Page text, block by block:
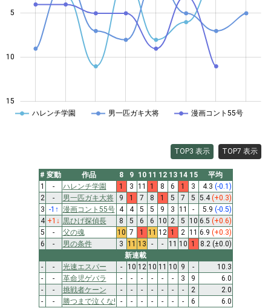
15
10
5
ハレンチ学園 男一匹ガキ大将 漫画コント55号
TOP3 表示 TOP7 表示
# 変動 作品 8 9 10 11 12 13 14 15
平均
1
- ハレンチ学園 1 3 11 1 8 6 1 3 4.3 (-0.1)
2
- 男一匹ガキ大将 9 1 7 8 1 5 7 5 5.4(+0.3)
3 -1 ↑ 漫画コント55号 4 4 5 5 9 3 11 - 5.9 (-0.5)
4 +1 ↓ 黒ひげ探偵長 8 5 6 6 10 2 5 10 6.5 (+0.6)
5
- 父の魂 10 7 1 11 12 1 2 11 6.9 (+0.3)
6
- 男の条件 3 11 13 - - 11 10 1 8.2 (±0.0)
新連載
-
- 光速エスパー - 10 12 10 11 10 9 -
10.3
-
- 革命児ゲバラ - - - - - - 3 9
6.0
-
- 挑戦者ケーン - - - - - - - 2
2.0
-
- 勝つまで泣くな! - - - - - - - 6 6.0